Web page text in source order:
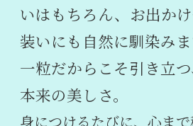
いはもちろん、お出か
装いにも自然に馴染みま
一粒だからこそ引き立
本来の美しさ。